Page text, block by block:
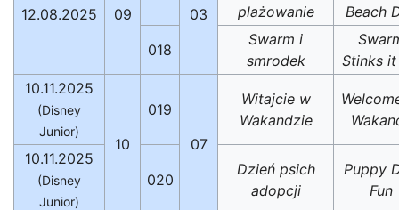
12.08.2025 09
03
plażowanie
Beach
018
Swarm i
smrodek
Stinks
10.11.2025
(Disney
Junior)
10
019
07
Witajcie w
Wakandzie
10.11.2025
(Disney
Junior)
020
Dzień psich
adopcji
Puppy
Fun